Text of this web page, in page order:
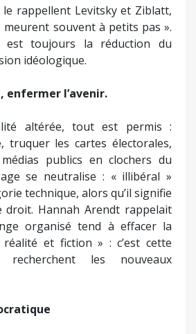
le rappellent Levitsky et Ziblatt,
meurent souvent à petits pas ».
est toujours la réduction du
idéologique.
enfermer l’avenir.
altérée, tout est permis :
truquer les cartes électorales,
publics en clochers du
se neutralise : « illibéral »
technique, alors qu’il signifie
droit. Hannah Arendt rappelait
organisé tend à effacer la
et fiction » : c’est cette
recherchent les nouveaux